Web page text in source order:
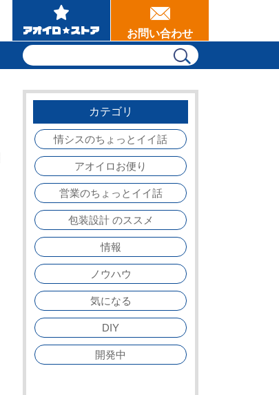
お問い合わせ
カテゴリ
情シスのちょっとイイ話
アオイロお便り
営業のちょっとイイ話
包装設計 のススメ
情報
ノウハウ
気になる
DIY
開発中